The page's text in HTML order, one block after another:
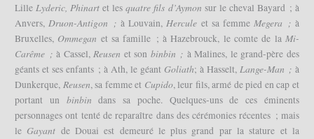
LilleLyderic, Phinart et lesquatre fils d’Aymon sur le cheval Bayard ; à
Anvers,Druon-Antigon ; à Louvain,Hercule et sa femmeMegera ; à
Bruxelles, Ommegan et sa famille ; à Hazebrouck, le comte de la Mi-
Carême ;à Cassel,Reusen et son binbin ; à Malines, le grand-père des
géants et ses enfants ; à Ath, le géant Goliath; à Hasselt, Lange-Man ; à
Dunkerque, Reusen, sa femme et Cupido, leur fils, armé de pied en cap et
portant un binbin dans sa poche. Quelques-uns de ces éminents
personnages ont tenté de reparaître dans des cérémonies récentes ; mais
le Gayant de Douai est demeuré le plus grand par la stature et la